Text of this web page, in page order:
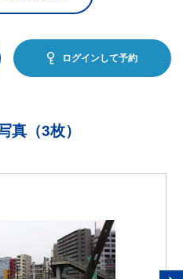
ログインして予約
真（3枚）